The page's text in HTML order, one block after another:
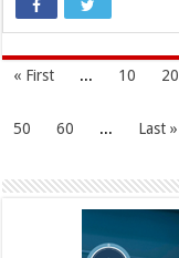
« First ... 10 20
50
60 ... Last »